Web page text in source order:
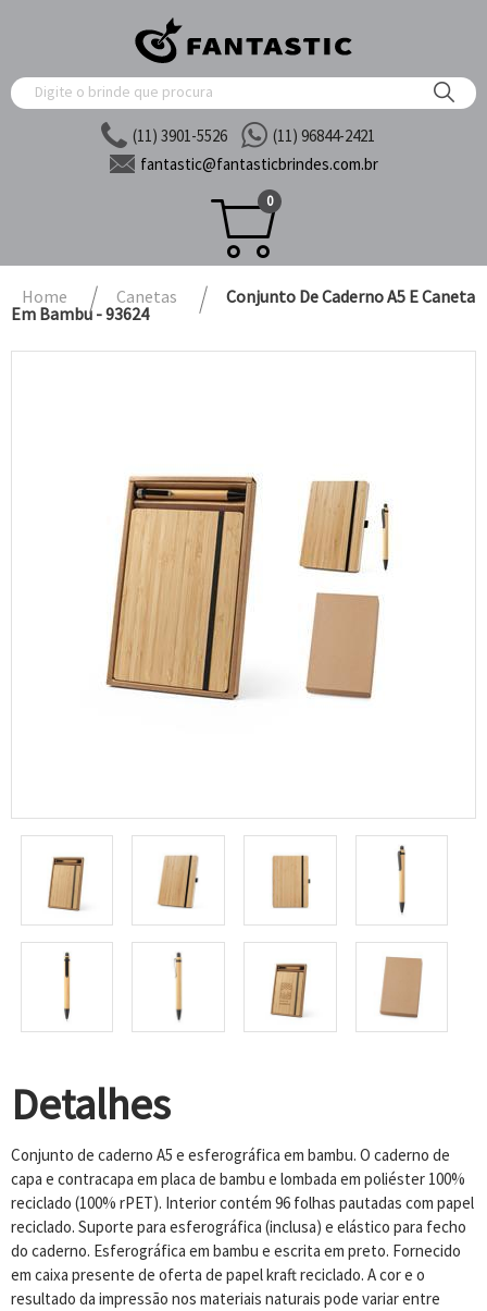
(11) 3901-5526
(11) 96844-2421
fantastic@fantasticbrindes.com.br
0
Home Canetas
Conjunto De Caderno A5 E Caneta
Em Bambu - 93624
Detalhes
Conjunto de caderno A5 e esferográfica em bambu. O caderno de
capa e contracapa em placa de bambu e lombada em poliéster 100%
reciclado (100% rPET). Interior contém 96 folhas pautadas com papel
reciclado. Suporte para esferográfica (inclusa) e elástico para fecho
do caderno. Esferográfica em bambu e escrita em preto. Fornecido
em caixa presente de oferta de papel kraft reciclado. A cor e o
resultado da impressão nos materiais naturais pode variar entre